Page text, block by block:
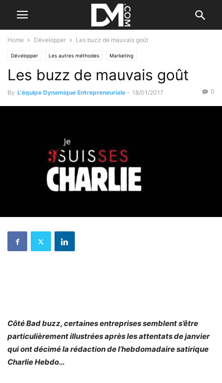
Home Développer Les buzz de mauvais goût
Développer Les autres méthodes Marketing
Les buzz de mauvais goût
By L'équipe Dynamique Entrepreneuriale - 18/01/2017 0
Côté Bad buzz, certaines entreprises semblent s’être
particulièrement illustrées après les attentats de janvier
qui ont décimé la rédaction de l’hebdomadaire satirique
Charlie Hebdo…